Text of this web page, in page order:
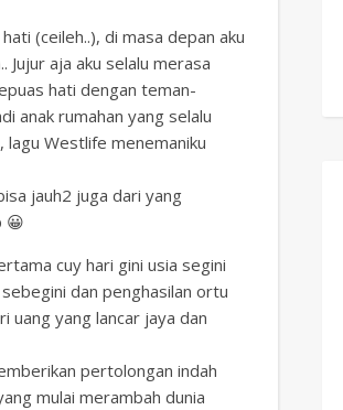
(ceileh..), di masa depan aku
Jujur aja aku selalu merasa
hati dengan teman-
anak rumahan yang selalu
lagu Westlife menemaniku
jauh2 juga dari yang
😀
cuy hari gini usia segini
dan penghasilan ortu
uang yang lancar jaya dan
pertolongan indah
mulai merambah dunia